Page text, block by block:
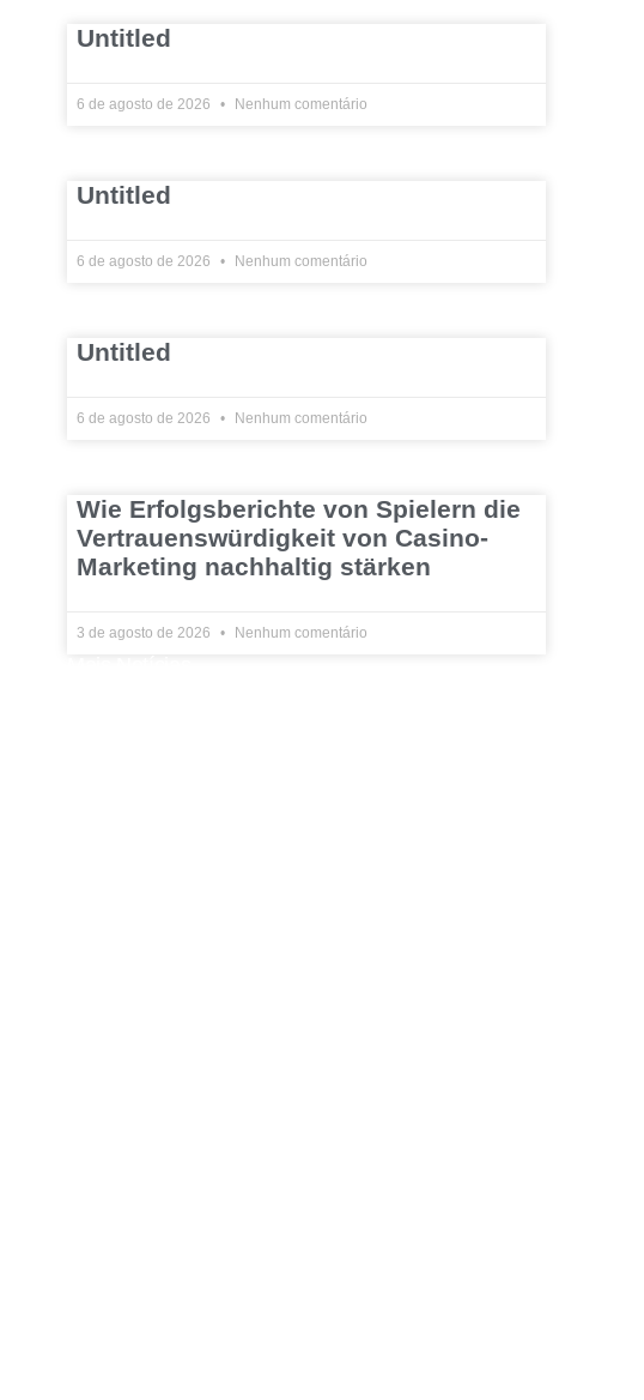
Untitled
6 de agosto de 2026 Nenhum comentário
Untitled
6 de agosto de 2026 Nenhum comentário
Untitled
6 de agosto de 2026 Nenhum comentário
Wie Erfolgsberichte von Spielern die
Vertrauenswürdigkeit von Casino-
Marketing nachhaltig stärken
3 de agosto de 2026 Nenhum comentário